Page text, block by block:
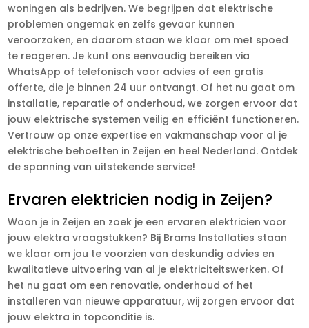
woningen als bedrijven. We begrijpen dat elektrische
problemen ongemak en zelfs gevaar kunnen
veroorzaken, en daarom staan we klaar om met spoed
te reageren. Je kunt ons eenvoudig bereiken via
WhatsApp of telefonisch voor advies of een gratis
offerte, die je binnen 24 uur ontvangt. Of het nu gaat om
installatie, reparatie of onderhoud, we zorgen ervoor dat
jouw elektrische systemen veilig en efficiënt functioneren.
Vertrouw op onze expertise en vakmanschap voor al je
elektrische behoeften in Zeijen en heel Nederland. Ontdek
de spanning van uitstekende service!
Ervaren elektricien nodig in Zeijen?
Woon je in Zeijen en zoek je een ervaren elektricien voor
jouw elektra vraagstukken? Bij Brams Installaties staan
we klaar om jou te voorzien van deskundig advies en
kwalitatieve uitvoering van al je elektriciteitswerken. Of
het nu gaat om een renovatie, onderhoud of het
installeren van nieuwe apparatuur, wij zorgen ervoor dat
jouw elektra in topconditie is.